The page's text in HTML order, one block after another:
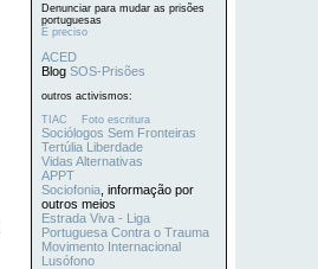
Denunciar para mudar as prisões
portuguesas
É preciso
ACED
Blog SOS-Prisões
outros activismos:
TIAC
Foto escritura
Sociólogos Sem Fronteiras
Tertúlia Liberdade
Vidas Alternativas
APPT
Sociofonia, informação por
outros meios
Estrada Viva - Liga
Portuguesa Contra o Trauma
Movimento Internacional
Lusófono